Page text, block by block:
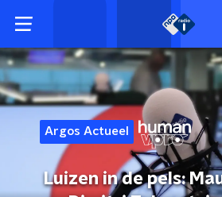
Argos Actueel
Luizen in de pels: